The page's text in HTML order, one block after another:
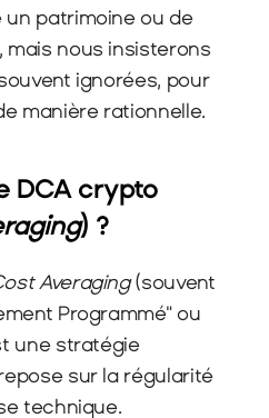
patrimoine ou de
mais nous insisterons
ignorées, pour
manière rationnelle.
DCA crypto
) ?
Averaging (souvent
Programmé" ou
une stratégie
sur la régularité
technique.